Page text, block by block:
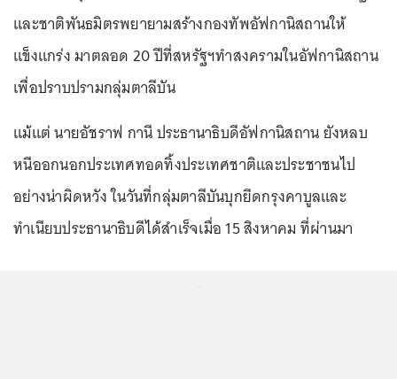
และชาติพันธมิตรพยายามสร้างกองทัพอัฟกานิสถานให้
แข็งแกร่ง มาตลอด 20 ปีที่สหรัฐฯทำสงครามในอัฟกานิสถาน
เพื่อปราบปรามกลุ่มตาลีบัน
แม้แต่ นายอัชราฟ กานี ประธานาธิบดีอัฟกานิสถาน ยังหลบ
หนีออกนอกประเทศทอดทิ้งประเทศชาติและประชาชนไป
อย่างน่าผิดหวัง ในวันที่กลุ่มตาลีบันบุกยึดกรุงคาบูลและ
ทำเนียบประธานาธิบดีได้สำเร็จเมื่อ 15 สิงหาคม ที่ผ่านมา